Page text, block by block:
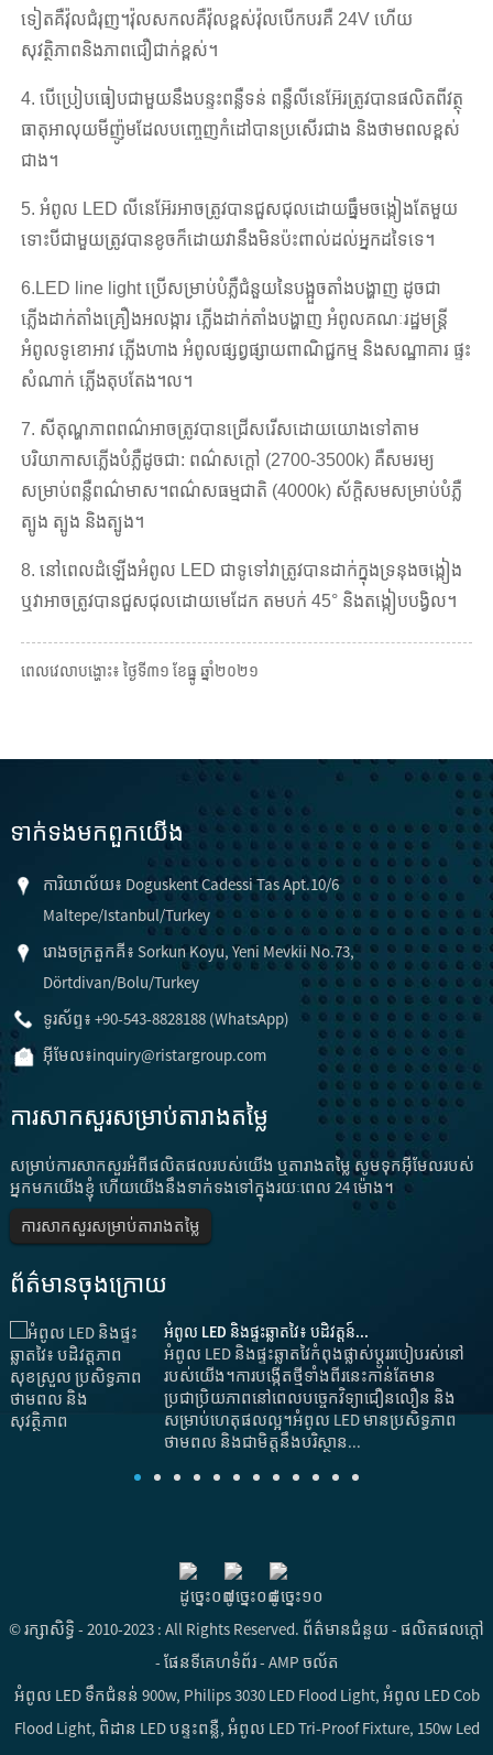
ទៀតគឺវ៉ុលជំរុញ។វ៉ុលសកលគឺវ៉ុលខ្ពស់វ៉ុលបើកបរគឺ 24V ហើយ
សុវត្ថិភាពនិងភាពជឿជាក់ខ្ពស់។
4. បើប្រៀបធៀបជាមួយនឹងបន្ទះពន្លឺទន់ ពន្លឺលីនេអ៊ែរត្រូវបានផលិតពីវត្ថុ
ធាតុអាលុយមីញ៉ូមដែលបញ្ចេញកំដៅបានប្រសើរជាង និងថាមពលខ្ពស់
ជាង។
5. អំពូល LED លីនេអ៊ែរអាចត្រូវបានជួសជុលដោយធ្នឹមចង្កៀងតែមួយ
ទោះបីជាមួយត្រូវបានខូចក៏ដោយវានឹងមិនប៉ះពាល់ដល់អ្នកដទៃទេ។
6.LED line light ប្រើសម្រាប់បំភ្លឺជំនួយនៃបង្អួចតាំងបង្ហាញ ដូចជា
ភ្លើងដាក់តាំងគ្រឿងអលង្ការ ភ្លើងដាក់តាំងបង្ហាញ អំពូលគណៈរដ្ឋមន្ត្រី
អំពូលទូខោអាវ ភ្លើងហាង អំពូលផ្សព្វផ្សាយពាណិជ្ជកម្ម និងសណ្ឋាគារ ផ្ទះ
សំណាក់ ភ្លើងតុបតែង។ល។
7. សីតុណ្ហភាពពណ៌អាចត្រូវបានជ្រើសរើសដោយយោងទៅតាម
បរិយាកាសភ្លើងបំភ្លឺដូចជា: ពណ៌សក្តៅ (2700-3500k) គឺសមរម្យ
សម្រាប់ពន្លឺពណ៌មាស។ពណ៌សធម្មជាតិ (4000k) ស័ក្តិសមសម្រាប់បំភ្លឺ
ត្បូង ត្បូង និងត្បូង។
8. នៅពេលដំឡើងអំពូល LED ជាទូទៅវាត្រូវបានដាក់ក្នុងទ្រនុងចង្កៀង
ឬវាអាចត្រូវបានជួសជុលដោយមេដែក តមបក់ 45° និងតង្កៀបបង្វិល។
ពេលវេលាបង្ហោះ៖ ថ្ងៃទី៣១ ខែធ្នូ ឆ្នាំ២០២១
ទាក់ទង​មក​ពួក​យើង
ការិយាល័យ៖ Doguskent Cadessi Tas Apt.10/6
Maltepe/Istanbul/Turkey
រោងចក្រតួកគី៖ Sorkun Koyu, Yeni Mevkii No.73,
Dörtdivan/Bolu/Turkey
ទូរស័ព្ទ៖ +90-543-8828188 (WhatsApp)
អ៊ីមែល៖inquiry@ristargroup.com
ការសាកសួរសម្រាប់តារាងតម្លៃ
សម្រាប់ការសាកសួរអំពីផលិតផលរបស់យើង ឬតារាងតម្លៃ សូមទុកអ៊ីមែលរបស់
អ្នកមកយើងខ្ញុំ ហើយយើងនឹងទាក់ទងទៅក្នុងរយៈពេល 24 ម៉ោង។
ការសាកសួរសម្រាប់តារាងតម្លៃ
ព័ត៌មានចុងក្រោយ
អំពូល LED និងផ្ទះឆ្លាតវៃ៖ បដិវត្តន៍...
អំពូល LED និងផ្ទះឆ្លាតវៃកំពុងផ្លាស់ប្តូររបៀបរស់នៅ
របស់យើង។ការបង្កើតថ្មីទាំងពីរនេះកាន់តែមាន
ប្រជាប្រិយភាពនៅពេលបច្ចេកវិទ្យាជឿនលឿន និង
សម្រាប់ហេតុផលល្អ។អំពូល LED មានប្រសិទ្ធភាព
ថាមពល និងជាមិត្តនឹងបរិស្ថាន...
© រក្សាសិទ្ធិ - 2010-2023 : All Rights Reserved. ព័ត៌មានជំនួយ- ផលិតផលក្តៅ
- ផែនទីគេហទំព័រ- AMP ចល័ត
អំពូល LED ទឹកជំនន់ 900w, Philips 3030 LED Flood Light, អំពូល LED Cob
Flood Light, ពិដាន LED បន្ទះពន្លឺ, អំពូល LED Tri-Proof Fixture, 150w Led